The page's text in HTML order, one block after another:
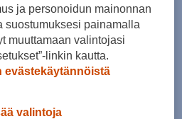
85-90
ja personoidun mainonnan
suostumuksesi painamalla
muuttamaan valintojasi
linkin kautta.
evästekäytännöistä
valintoja